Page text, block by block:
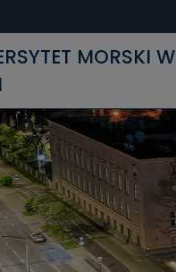
MORSKI W